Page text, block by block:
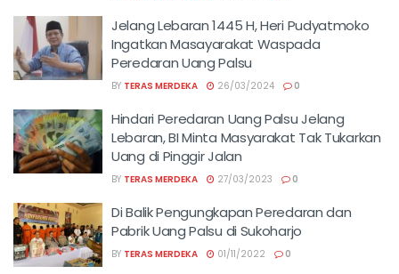
Jelang Lebaran 1445 H, Heri Pudyatmoko
Ingatkan Masayarakat Waspada
Peredaran Uang Palsu
BY TERAS MERDEKA 26/03/2024 0
Hindari Peredaran Uang Palsu Jelang
Lebaran, BI Minta Masyarakat Tak Tukarkan
Uang di Pinggir Jalan
BY TERAS MERDEKA 27/03/2023 0
Di Balik Pengungkapan Peredaran dan
Pabrik Uang Palsu di Sukoharjo
BY TERAS MERDEKA 01/11/2022 0